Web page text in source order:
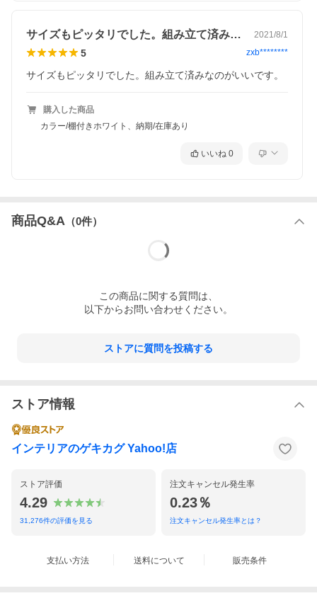
211,531突破!
※ 2010年7月6日から2026年6月11日までの弊社累計販売実績に基づく
サイズもピッタリでした。組み立て済みな… 2021/8/1
5 zxb********
サイズもピッタリでした。組み立て済みなのがいいです。
購入した商品
カラー/棚付きホワイト、納期/在庫あり
いいね 0
商品Q&A （0件）
この商品に関する質問は、
以下からお問い合わせください。
ストアに質問を投稿する
ストア情報
インテリアのゲキカグ Yahoo!店
ストア評価
4.29
31,276件の評価を見る
注文キャンセル発生率
0.23％
注文キャンセル発生率とは？
支払い方法 送料について 販売条件